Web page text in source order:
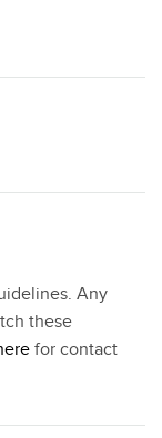
Any
these
for contact